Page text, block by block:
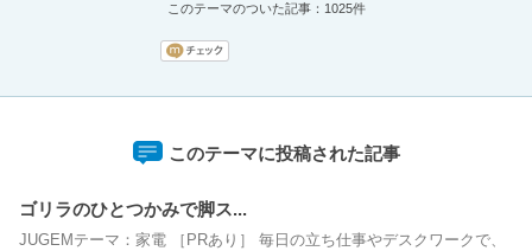
このテーマのついた記事：1025件
このテーマに投稿された記事
ゴリラのひとつかみで脚ス...
JUGEMテーマ：家電 ［PRあり］ 毎日の立ち仕事やデスクワークで、